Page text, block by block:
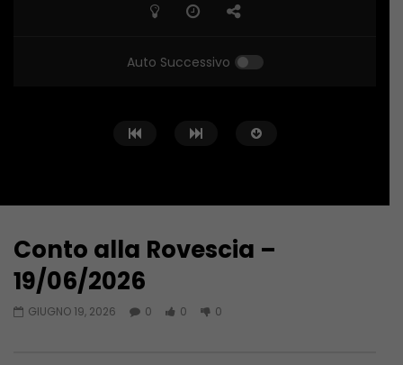
Auto Successivo
02:02:04
Conto alla Rovescia – 26/06/2026
Conto alla Rovescia –
19/06/2026
GIUGNO 19, 2026 0 0 0